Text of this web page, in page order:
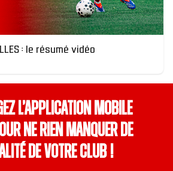
: le résumé vidéo
l’application mobile
ne rien manquer de
de votre club !